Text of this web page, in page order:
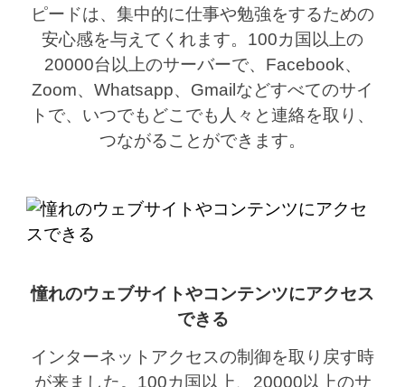
ピードは、集中的に仕事や勉強をするための
安心感を与えてくれます。100カ国以上の
20000台以上のサーバーで、Facebook、
Zoom、Whatsapp、Gmailなどすべてのサイ
トで、いつでもどこでも人々と連絡を取り、
つながることができます。
憧れのウェブサイトやコンテンツにアクセス
できる
インターネットアクセスの制御を取り戻す時
が来ました。100カ国以上、20000以上のサ